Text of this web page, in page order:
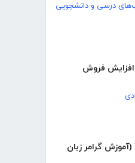
درسی و دانشجویی
افزایش فروش
دانلود کتاب English Grammar (آموزش گرامر زبان